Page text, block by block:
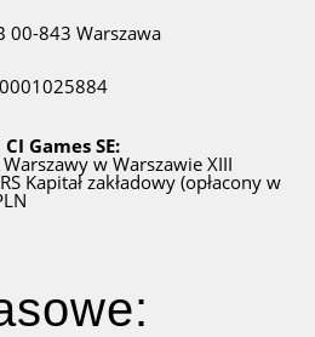
00-843 Warszawa
0001025884
Games SE:
w WarszawieXIII
Kapitał zakładowy (opłacony w